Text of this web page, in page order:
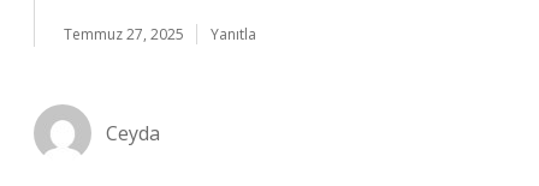
Temmuz 27, 2025 Yanıtla
Ceyda